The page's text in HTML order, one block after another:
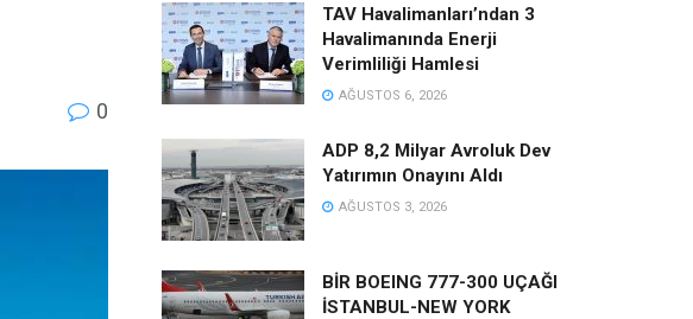
0
TAV Havalimanları’ndan 3
Havalimanında Enerji
Verimliliği Hamlesi
AĞUSTOS 6, 2026
ADP 8,2 Milyar Avroluk Dev
Yatırımın Onayını Aldı
AĞUSTOS 3, 2026
BİR BOEING 777-300 UÇAĞI
İSTANBUL-NEW YORK